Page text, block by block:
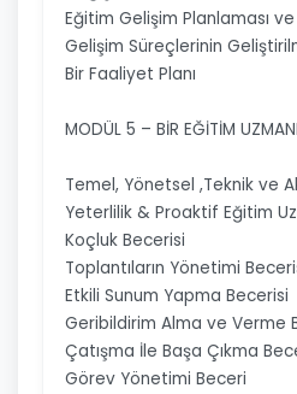
Eğitim Gelişim Planlaması
Gelişim Süreçlerinin
Bir Faaliyet Planı
MODÜL 5 – BİR EĞİTİM
Temel, Yönetsel ,Teknik ve
Yeterlilik & Proaktif Eğitim
Koçluk Becerisi
Toplantıların Yönetimi
Etkili Sunum Yapma Becerisi
Geribildirim Alma ve Verme
Çatışma İle Başa Çıkma
Görev Yönetimi Beceri